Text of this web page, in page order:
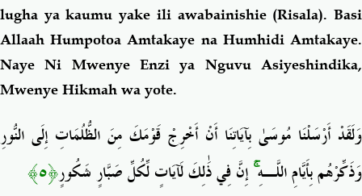
lugha ya kaumu yake ili awabainishie (Risala). Basi
Allaah Humpotoa Amtakaye na Humhidi Amtakaye.
Naye Ni Mwenye Enzi ya Nguvu Asiyeshindika,
Mwenye Hikmah wa yote.
وَلَقَدْ أَرْسَلْنَا مُوسَىٰ بِآيَاتِنَا أَنْ أَخْرِجْ قَوْمَكَ مِنَ الظُّلُمَاتِ إِلَى النُّورِ
وَذَكِّرْهُم بِأَيَّامِ اللَّـهِۚإِنَّ فِي ذَٰلِكَ لَآيَاتٍ لِّكُلِّ صَبَّارٍ شَكُورٍ﴿٥﴾